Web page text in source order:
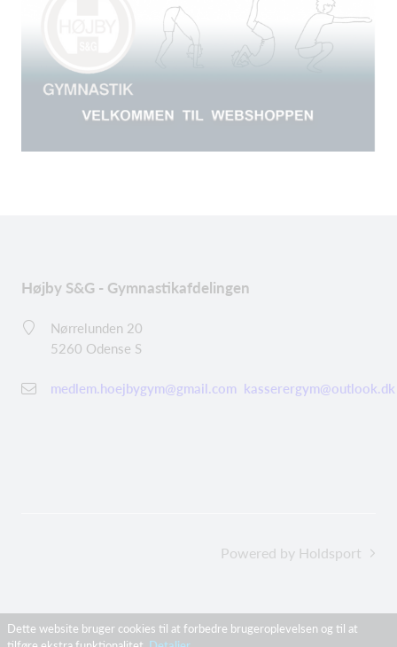
Højby S&G - Gymnastikafdelingen
Nørrelunden 20
5260 Odense S
medlem.hoejbygym@gmail.com kasserergym@outlook.dk
Powered by Holdsport
Dette website bruger cookies til at forbedre brugeroplevelsen og til at